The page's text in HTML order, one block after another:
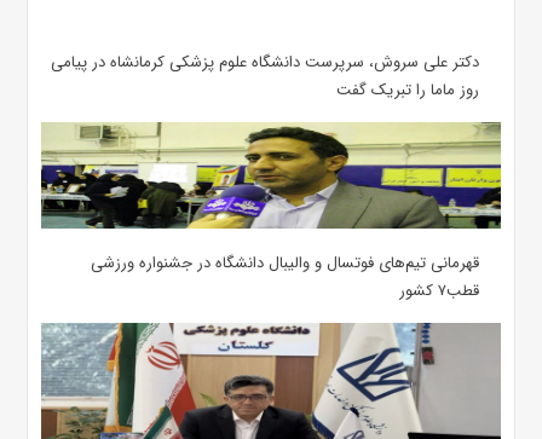
دکتر علی سروش، سرپرست دانشگاه علوم پزشکی کرمانشاه در پیامی
روز ماما را تبریک گفت
قهرمانی تیم‌های فوتسال و والیبال دانشگاه در جشنواره ورزشی
قطب۷ کشور